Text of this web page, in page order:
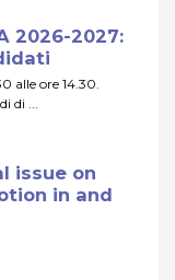
2026-2027:
alle ore 14.30.
di ...
issue on
in and